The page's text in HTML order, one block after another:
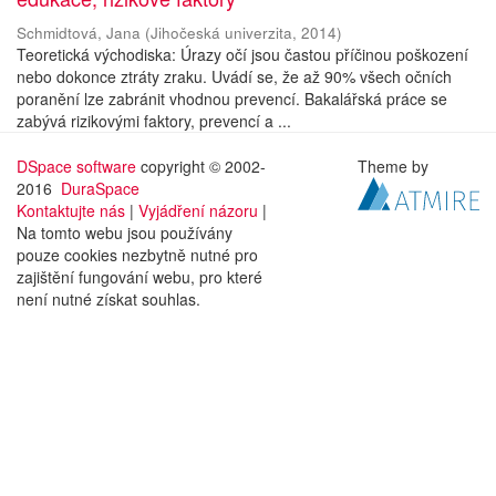
Schmidtová, Jana (Jihočeská univerzita, 2014)
Teoretická východiska: Úrazy očí jsou častou příčinou poškození
nebo dokonce ztráty zraku. Uvádí se, že až 90% všech očních
poranění lze zabránit vhodnou prevencí. Bakalářská práce se
zabývá rizikovými faktory, prevencí a ...
DSpace software copyright © 2002-
2016 DuraSpace
Kontaktujte nás | Vyjádření názoru |
Na tomto webu jsou používány
pouze cookies nezbytně nutné pro
zajištění fungování webu, pro které
není nutné získat souhlas.
Theme by